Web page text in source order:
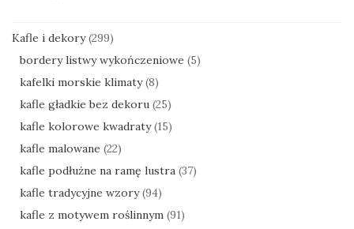
Kafle i dekory (299)
bordery listwy wykończeniowe (5)
kafelki morskie klimaty (8)
kafle gładkie bez dekoru (25)
kafle kolorowe kwadraty (15)
kafle malowane (22)
kafle podłużne na ramę lustra (37)
kafle tradycyjne wzory (94)
kafle z motywem roślinnym (91)